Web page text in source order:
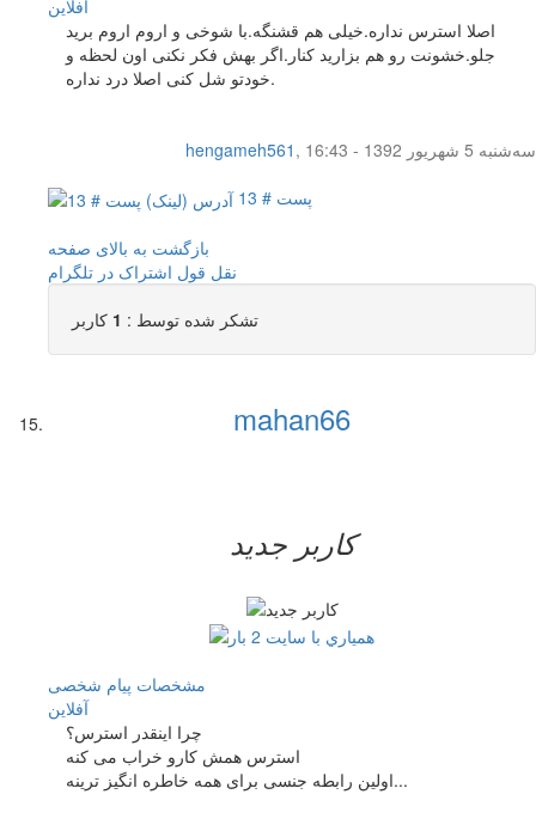
آفلاين
اصلا استرس نداره.خیلی هم قشنگه.با شوخی و اروم اروم برید
جلو.خشونت رو هم بزارید کنار.اگر بهش فکر نکنی اون لحظه و
خودتو شل کنی اصلا درد نداره.
hengameh561 ,
سه‌شنبه 5 شهریور 1392 - 16:43
پست # 13
بازگشت به بالای صفحه
نقل قول اشتراک در تلگرام
تشکر شده توسط : 1 کاربر
mahan66
کاربر جدید
مشخصات پیام شخصی
آفلاين
چرا اینقدر استرس؟
استرس همش کارو خراب می کنه
اولین رابطه جنسی برای همه خاطره انگیز ترینه...